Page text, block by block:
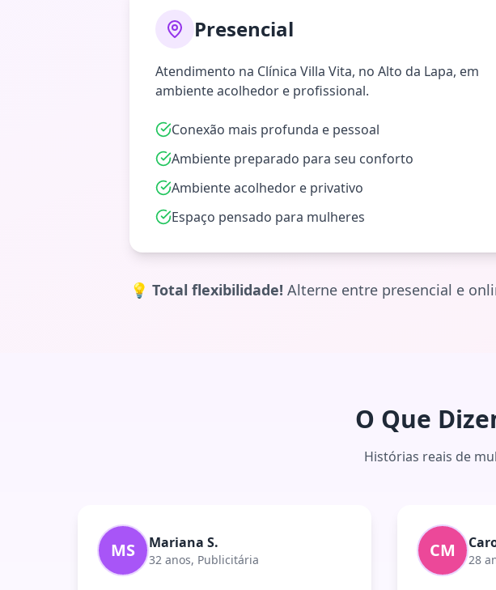
Presencial
Atendimento na Clínica Villa Vita, no Alto da Lapa, em
ambiente acolhedor e profissional.
Conexão mais profunda e pessoal
Ambiente preparado para seu conforto
Ambiente acolhedor e privativo
Espaço pensado para mulheres
💡 Total flexibilidade! Alterne entre presencial e
O Que
Histórias reais de
MS Mariana S.
32 anos, Publicitária CM 28